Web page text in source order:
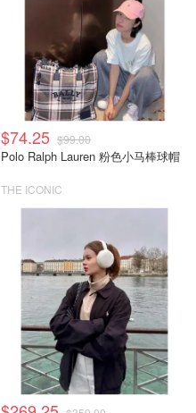
$74.25 $99.00
Polo Ralph Lauren 粉色小马棒球帽
THE ICONIC